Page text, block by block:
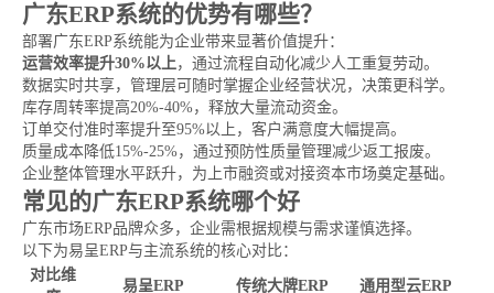
广东ERP系统的优势有哪些？
部署广东ERP系统能为企业带来显著价值提升：
运营效率提升30%以上，通过流程自动化减少人工重复劳动。
数据实时共享，管理层可随时掌握企业经营状况，决策更科学。
库存周转率提高20%-40%，释放大量流动资金。
订单交付准时率提升至95%以上，客户满意度大幅提高。
质量成本降低15%-25%，通过预防性质量管理减少返工报废。
企业整体管理水平跃升，为上市融资或对接资本市场奠定基础。
常见的广东ERP系统哪个好
广东市场ERP品牌众多，企业需根据规模与需求谨慎选择。
以下为易呈ERP与主流系统的核心对比：
对比维
易呈ERP 传统大牌ERP 通用型云ERP